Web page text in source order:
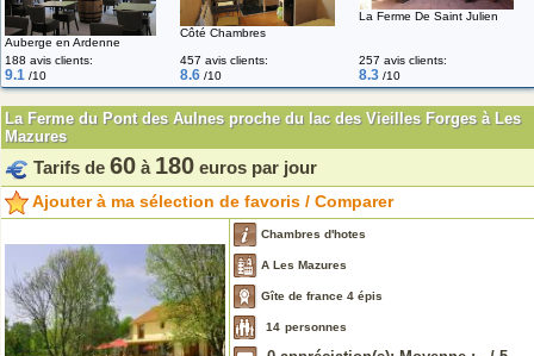
Auberge en Ardenne
Côté Chambres
La Ferme De Saint Julien
188 avis clients:
9.1 /10
457 avis clients:
8.6 /10
257 avis clients:
8.3 /10
La Ferme du Pont des Aulnes proche du lac des Vieilles Forges à Les
Mazures
Tarifs de 60 à 180 euros par jour
Ajouter à ma sélection de favoris / Comparer
Chambres d'hotes
A Les Mazures
Gîte de france 4 épis
14 personnes